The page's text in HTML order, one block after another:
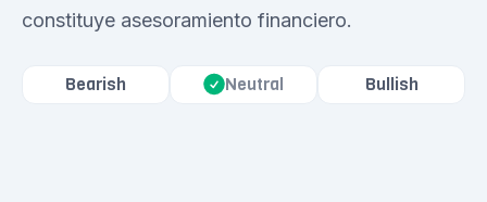
constituye asesoramiento financiero.
Bearish Neutral Bullish